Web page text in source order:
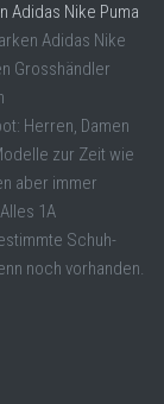
Adidas Nike Puma
Adidas Nike
Grosshändler
Herren, Damen
zur Zeit wie
aber immer
1A
Schuh-
noch vorhanden.